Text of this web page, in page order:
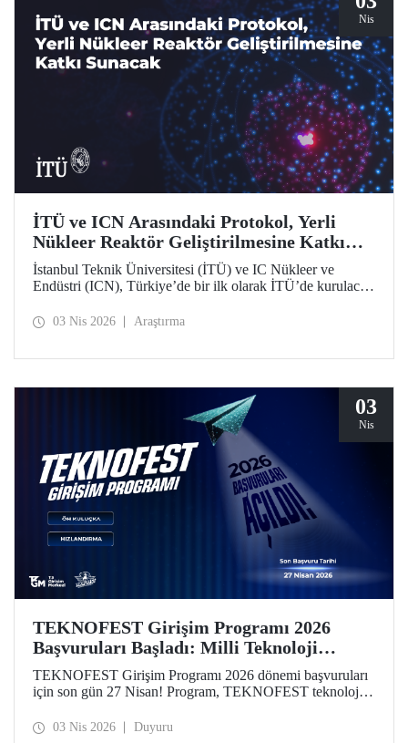
Nis
İTÜ ve ICN Arasındaki Protokol, Yerli
Nükleer Reaktör Geliştirilmesine Katkı
Sunacak
İstanbul Teknik Üniversitesi (İTÜ) ve IC Nükleer ve
Endüstri (ICN), Türkiye’de bir ilk olarak İTÜ’de kurulacak
sürecine katkı sağlayacak bir protokolü hayata geçirdi.
03 Nis 2026 Araştırma
03
Nis
TEKNOFEST Girişim Programı 2026
Başvuruları Başladı: Milli Teknoloji
Hamlesi Yeni Girişimlerini Bekliyor!
TEKNOFEST Girişim Programı 2026 dönemi başvuruları
için son gün 27 Nisan! Program, TEKNOFEST teknoloji
kurgulandı. Programın yeni döneminde, girişimlerin
03 Nis 2026 Duyuru